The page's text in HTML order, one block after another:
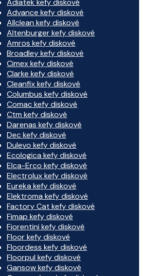
Adiatek kefy diskové
Advance kefy diskové
Allclean kefy diskové
Altenburger kefy diskové
Amros kefy diskové
Broadley kefy diskové
Cimex kefy diskové
Clarke kefy diskové
Cleanfix kefy diskové
Columbus kefy diskové
Comac kefy diskové
Ctm kefy diskové
Darenas kefy diskové
Dec kefy diskové
Dulevo kefy diskové
Ecologica kefy diskové
Elca-Erco kefy diskové
Electrolux kefy diskové
Eureka kefy diskové
Elektroma kefy diskové
Factory Cat kefy diskové
Fimap kefy diskové
Fiorentini kefy diskové
Floor kefy diskové
Floordess kefy diskové
Floorpul kefy diskové
Gansow kefy diskové